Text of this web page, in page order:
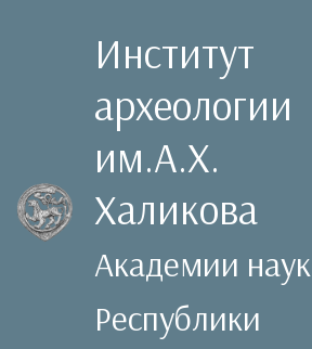
Институт
археологии
им.А.Х.
Халикова
Академии наук
Республики